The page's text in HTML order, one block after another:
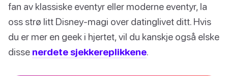
fan av klassiske eventyr eller moderne eventyr, la
oss strø litt Disney-magi over datinglivet ditt. Hvis
du er mer en geek i hjertet, vil du kanskje også elske
disse nerdete sjekkereplikkene.